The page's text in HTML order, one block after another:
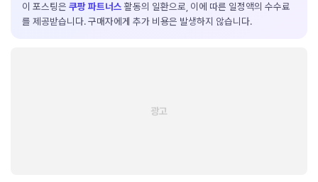
이 포스팅은 쿠팡 파트너스 활동의 일환으로, 이에 따른 일정액의 수수료
를 제공받습니다. 구매자에게 추가 비용은 발생하지 않습니다.